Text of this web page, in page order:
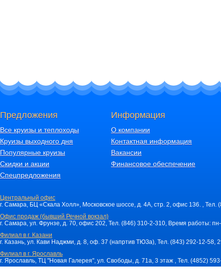
Предложения
Все круизы и теплоходы
Круизы выходного дня
Популярные круизы
Скидки и акции
Спецпредложения
Информация
О компании
Контактная информация
Вакансии
Финансовое обеспечение
Центральный офис
г. Самара, БЦ «Скала Холл», Московское шоссе, д. 4А, стр. 2, офис 136. ,
Офис продаж (бывший Речной вокзал)
г. Самара, ул. Фрунзе, д. 70, офис 202, Тел. (846) 310-2-310, Время работы:
Филиал в г. Казани
г. Казань, ул. Кави Наджми, д. 8, оф. 37 (напртив ТЮЗа), Тел. (843) 292-12-
Филиал в г. Ярославль
г. Ярославль, ТЦ "Новая Галерея", ул. Свободы, д. 71a, 3 этаж , Тел. (4852)